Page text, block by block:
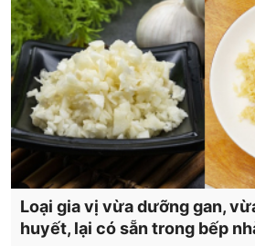
Loại gia vị vừa dưỡng gan,
huyết, lại có sẵn trong bếp